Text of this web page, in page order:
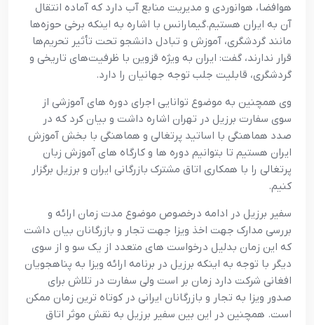
هوافضا، هوانوردی و مدیریت منابع آب دارد که آماده انتقال
آن به ایران هستیم.گیمارانس با اشاره به اینکه برخی حوزه‌ها
مانند گردشگری، آموزش و تبادل دانشجو تحت تأثیر تحریم‌ها
قرار ندارند، گفت: ایران به ویژه قزوین با ظرفیت‌های تاریخی و
گردشگری، قابلیت جلب توجه جهانیان را دارد.
وی همچنین به موضوع توانایی اجرای دوره های آموزشی از
سوی سفارت برزیل در تهران اشاره داشت و بیان کرد که در
صدد هماهنگی با اساتید پرتغالی و هماهنگی با بخش آموزش
ایران هستیم تا بتوانیم دوره ها و کارگاه های آموزش زبان
پرتغالی را با همکاری اتاق مشترک بازرگانی ایران و برزیل برگزار
کنیم.
سفیر برزیل در ادامه درخصوص موضوع مدت زمان ارائه و
بررسی مدارک جهت اخذ ویزا جهت تجار و بازرگانان بیان داشت
که این زمان بدلیل درخواست های متعدد از یک سو و از سوی
دیگر با توجه به اینکه برزیل در برنامه ارائه ویزا به پناهجویان
افغانی شرکت دارد زمان بر است ولی سفارت در تلاش برای
صدور ویزا به تجار و بازرگانان ایرانی در کوتاه ترین زمان ممکن
است. همچنین در این بین سفیر برزیل به نقش موثر اتاق